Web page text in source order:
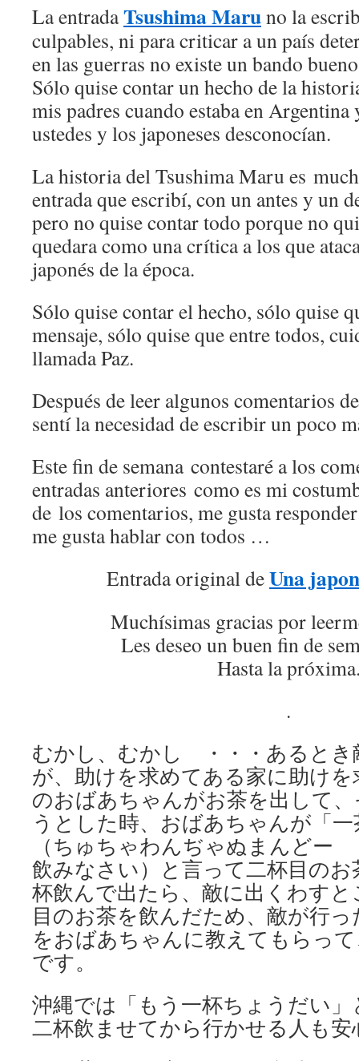
La entradaTsushima Maruno la
culpables, ni para criticar a un país
en las guerras no existe un bando
Sólo quise contar un hecho de la
mis padres cuando estaba en
ustedes y los japoneses desconocían.
La historia del Tsushima Maru es
entrada que escribí, con un antes y un
pero no quise contar todo porque no
quedara como una crítica a los que
japonés de la época.
Sólo quise contar el hecho, sólo quise
mensaje, sólo quise que entre todos,
llamada Paz.
Después de leer algunos comentarios
sentí la necesidad de escribir un poco
Este fin de semana contestaré a los
entradas anteriores como es mi
de los comentarios, me gusta
me gusta hablar con todos …
Entrada original deUna
Muchísimas gracias por
Les deseo un buen fin de
Hasta la
.
むかし、むかし ・・・あるとき
が、助けを求めてある家に助け
のおばあちゃんがお茶を出して
うとした時、おばあちゃんが「
（ちゅちゃわんぢゃぬまんど
飲みなさい）と言って二杯目の
杯飲んで出たら、敵に出くわす
目のお茶を飲んだため、敵が行
をおばあちゃんに教えてもらっ
です。
沖縄では「もう一杯ちょうだい
二杯飲ませてから行かせる人も